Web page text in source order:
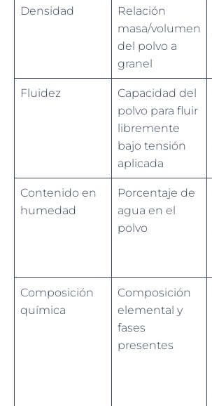
Densidad
Relación
masa/volumen
del polvo a
granel
Fluidez
Capacidad del
polvo para fluir
libremente
bajo tensión
aplicada
Contenido en
humedad
Porcentaje de
agua en el
polvo
Composición
química
Composición
elemental y
fases
presentes